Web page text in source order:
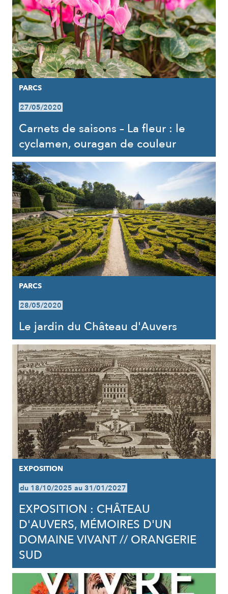
PARCS
27/05/2020
Carnets de saisons – La fleur : le
cyclamen, ouragan de couleur
PARCS
28/05/2020
Le jardin du Château d'Auvers
EXPOSITION
du 18/10/2025 au 31/01/2027
EXPOSITION : CHÂTEAU
D'AUVERS, MÉMOIRES D'UN
DOMAINE VIVANT // ORANGERIE
SUD